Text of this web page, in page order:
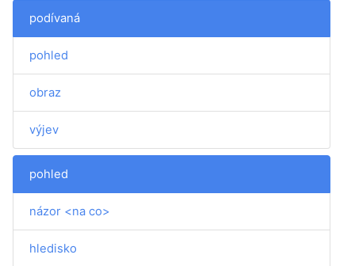
podívaná
pohled
obraz
výjev
pohled
názor <na co>
hledisko